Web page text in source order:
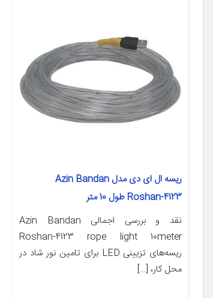
ریسه ال ای دی مدل Azin Bandan
Roshan-4123 طول 10 متر
نقد و بررسی اجمالی Azin Bandan
Roshan-4123 rope light 10meter
ریسه‌های تزیینی LED برای تامین نور شاد در
محل کار، […]